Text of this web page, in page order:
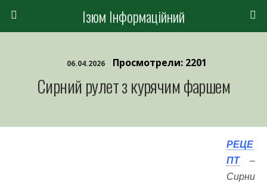
Ізюм Інформаційний
06.04.2026 Просмотрели: 2201
Сирний рулет з курячим фаршем
РЕЦЕ
ПТ–
Сирни